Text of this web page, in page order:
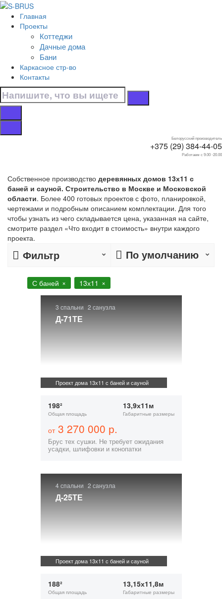
Перейти к контенту
Главная
Проекты
Коттеджи
Дачные дома
Бани
Каркасное стр-во
Контакты
Белорусский производитель
+375 (29) 384-44-05
Работаем с 9.00 -20.00
Главная
С баней и сауной
13х11
Дома 13х11 с баней
и сауной
Собственное производство деревянных домов 13х11 с
баней и сауной. Строительство в Москве и Московской
области. Более 400 готовых проектов с фото, планировкой,
чертежами и подробным описанием комплектации. Для того
чтобы узнать из чего складывается цена, указанная на сайте,
смотрите раздел «Что входит в стоимость» внутри каждого
проекта.
Фильтр По умолчанию
С баней 13х11
3 спальни 2 санузла
Д-71ТЕ
Проект дома 13х11 с баней и сауной
198²
Общая площадь
13,9х11м
Габаритные размеры
от3 270 000 р.
Брус тех сушки. Не требует ожидания
усадки, шлифовки и конопатки
4 спальни 2 санузла
Д-25ТЕ
Проект дома 13х11 с баней и сауной
188²
Общая площадь
13,15х11,8м
Габаритные размеры